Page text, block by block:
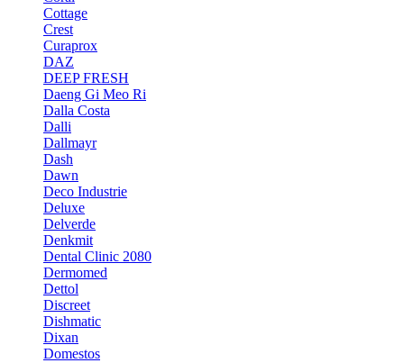
Cottage
Crest
Curaprox
DAZ
DEEP FRESH
Daeng Gi Meo Ri
Dalla Costa
Dalli
Dallmayr
Dash
Dawn
Deco Industrie
Deluxe
Delverde
Denkmit
Dental Clinic 2080
Dermomed
Dettol
Discreet
Dishmatic
Dixan
Domestos